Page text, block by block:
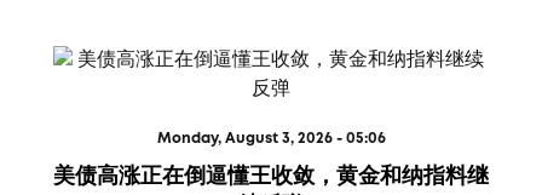
Monday, August 3, 2026 - 05:06
美债高涨正在倒逼懂王收敛，黄金和纳指料继